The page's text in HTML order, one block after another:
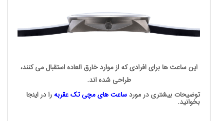
این ساعت ها برای افرادی که از موارد خارق العاده استقبال می کنند،
طراحی شده اند.
توضیحات بیشتری در موردساعت های مچی تک عقربهرا در اینجا
بخوانید.